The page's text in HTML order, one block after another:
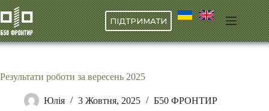
Перейти
до
вмісту
ПІДТРИМАТИ
Результати роботи за вересень 2025
Юлія 3 Жовтня, 2025 Б50 ФРОНТИР